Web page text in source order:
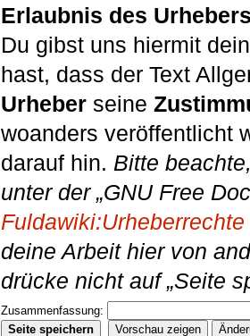
Erlaubnis des
Du gibst uns hiermit
hast, dass der Text
Urheberseine
woanders veröffentlicht
darauf hin. Bitte
unter der „GNU Free
Fuldawiki:Urheberrechte
deine Arbeit hier von
drücke nicht auf „Seite
Zusammenfassung: